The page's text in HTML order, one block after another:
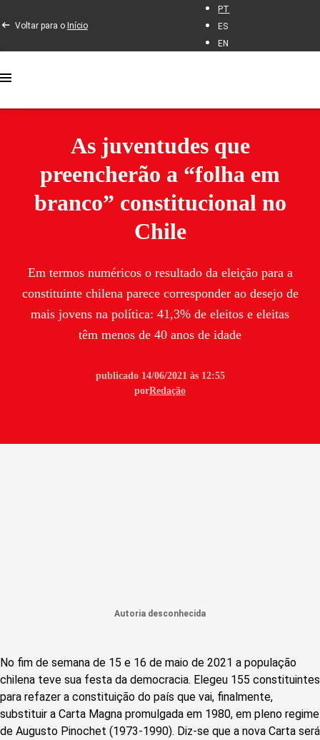
Voltar para o Início
PT
ES
EN
As juventudes que
preencherão a “folha em
branco” constitucional no
Chile
Em termos numéricos o resultado da eleição para a
constituinte chilena parece corresponder ao desejo de
mais jovens na política: 41,3% de eleitos e eleitas
têm menos de 40 anos de idade
publicado 14/06/2021 às 12:55
porRedação
Autoria desconhecida
No fim de semana de 15 e 16 de maio de 2021 a população
chilena teve sua festa da democracia. Elegeu 155 constituintes
para refazer a constituição do país que vai, finalmente,
substituir a Carta Magna promulgada em 1980, em pleno regime
de Augusto Pinochet (1973-1990). Diz-se que a nova Carta será